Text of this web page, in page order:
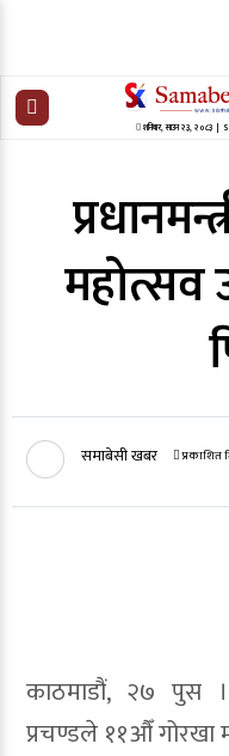
शनिबार,साउन २३,२०८३|
महोत्सव
समाबेसी खबर प्रकाशित
काठमाडौं, २७ पुस ।
प्रचण्डले ११औँ गोरखा